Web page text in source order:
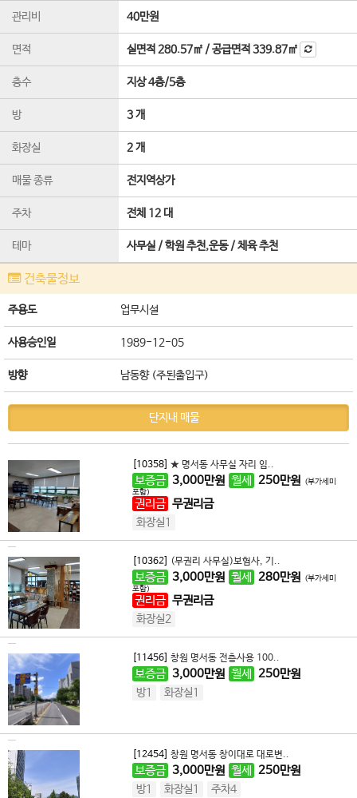
관리비 40만원
면적 실면적280.57㎡ /공급면적339.87㎡
층수 지상 4층/5층
방 3 개
화장실 2 개
매물 종류 전지역상가
주차 전체 12 대
테마 사무실 / 학원 추천,운동 / 체육 추천
건축물정보
주용도 업무시설
사용승인일 1989-12-05
방향 남동향 (주된출입구)
단지내 매물
[10358] ★ 명서동 사무실 자리 임..
보증금 3,000만원 월세 250만원 (부가세미
포함)
권리금 무권리금
화장실1
[10362] (무권리 사무실)보험사, 기..
보증금 3,000만원 월세 280만원 (부가세미
포함)
권리금 무권리금
화장실2
[11456] 창원 명서동 전층사용 100..
보증금 3,000만원 월세 250만원
방1 화장실1
[12454] 창원 명서동 창이대로 대로변..
보증금 3,000만원 월세 250만원
방1 화장실1 주차4